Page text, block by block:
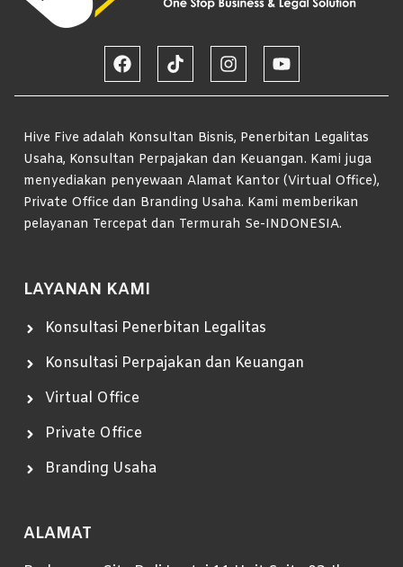
Hive Five adalah Konsultan Bisnis, Penerbitan Legalitas
Usaha, Konsultan Perpajakan dan Keuangan. Kami juga
menyediakan penyewaan Alamat Kantor (Virtual Office),
Private Office dan Branding Usaha. Kami memberikan
pelayanan Tercepat dan Termurah Se-INDONESIA.
LAYANAN KAMI
Konsultasi Penerbitan Legalitas
Konsultasi Perpajakan dan Keuangan
Virtual Office
Private Office
Branding Usaha
ALAMAT